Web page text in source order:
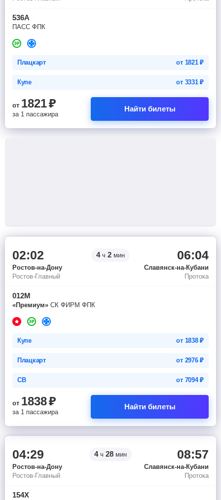
536А
ПАСС ФПК
Плацкарт от 1821₽
Купе от 3331₽
от 1821₽
за 1 пассажира
Найти билеты
02:02 4ч 2 мин 06:04
Ростов-на-Дону
Славянск-на-Кубани
Ростов-Главный
Протока
012М
«Премиум» СК ФИРМ ФПК
Купе от 1838₽
Плацкарт от 2976₽
СВ от 7094₽
от 1838₽
за 1 пассажира
Найти билеты
04:29 4ч 28 мин 08:57
Ростов-на-Дону
Славянск-на-Кубани
Ростов-Главный
Протока
154Х